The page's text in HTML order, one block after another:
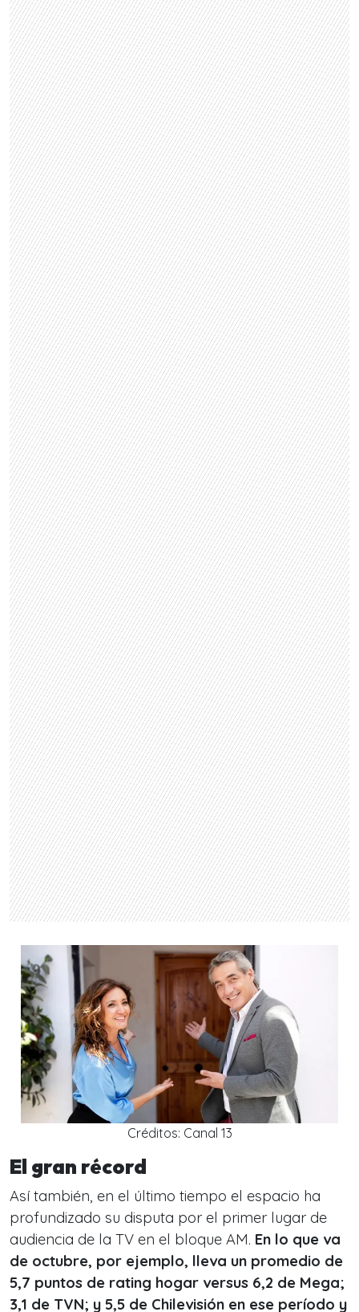
Créditos: Canal 13
El gran récord
Así también, en el último tiempo el espacio ha
profundizado su disputa por el primer lugar de
audiencia de la TV en el bloque AM. En lo que va
de octubre, por ejemplo, lleva un promedio de
5,7 puntos de rating hogar versus 6,2 de Mega;
3,1 de TVN; y 5,5 de Chilevisión en ese período y